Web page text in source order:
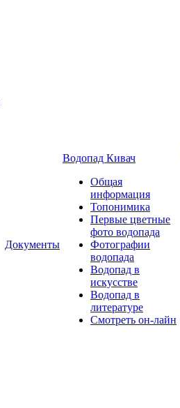
Документы
Водопад Кивач
Общая
информация
Топонимика
Первые цветные
фото водопада
Фотографии
водопада
Водопад в
искусстве
Водопад в
литературе
Смотреть он-лайн